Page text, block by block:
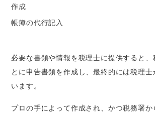
作成
帳簿の代行記入
必要な書類や情報を税理士に提供すると、
とに申告書類を作成し、最終的には税理
います。
プロの手によって作成され、かつ税務署か